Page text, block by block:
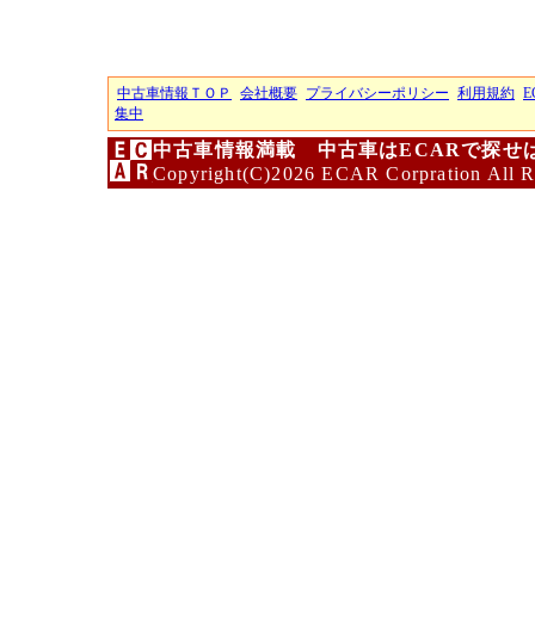
中古車情報ＴＯＰ 会社概要 プライバシーポリシー 利用規約
集中
中古車情報満載 中古車はECARで探せ
Copyright(C)2026 ECAR Corpration All